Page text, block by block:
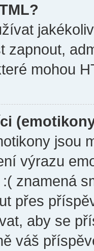
zapnout,
mohou
jsou
výrazu
znamená
přes
aby se
váš